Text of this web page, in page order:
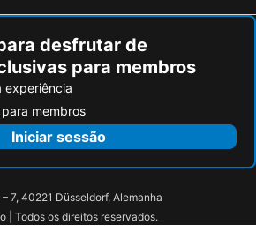
desfrutar de
para membros
experiência
membros
Iniciar sessão
7, 40221 Düsseldorf, Alemanha
| Todos os direitos reservados.